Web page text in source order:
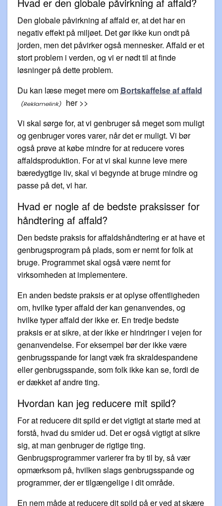
Den globale påvirkning af affald er, at det har en
negativ effekt på miljøet. Det gør ikke kun ondt på
jorden, men det påvirker også mennesker. Affald er et
stort problem i verden, og vi er nødt til at finde
løsninger på dette problem.
Du kan læse meget mere om Bortskaffelse af affald
her >>
Vi skal sørge for, at vi genbruger så meget som muligt
og genbruger vores varer, når det er muligt. Vi bør
også prøve at købe mindre for at reducere vores
affaldsproduktion. For at vi skal kunne leve mere
bæredygtige liv, skal vi begynde at bruge mindre og
passe på det, vi har.
Hvad er nogle af de bedste praksisser for
håndtering af affald?
Den bedste praksis for affaldshåndtering er at have et
genbrugsprogram på plads, som er nemt for folk at
bruge. Programmet skal også være nemt for
virksomheden at implementere.
En anden bedste praksis er at oplyse offentligheden
om, hvilke typer affald der kan genanvendes, og
hvilke typer affald der ikke er. En tredje bedste
praksis er at sikre, at der ikke er hindringer i vejen for
genanvendelse. For eksempel bør der ikke være
genbrugsspande for langt væk fra skraldespandene
eller genbrugsspande, som folk ikke kan se, fordi de
er dækket af andre ting.
Hvordan kan jeg reducere mit spild?
For at reducere dit spild er det vigtigt at starte med at
forstå, hvad du smider ud. Det er også vigtigt at sikre
sig, at man genbruger de rigtige ting.
Genbrugsprogrammer varierer fra by til by, så vær
opmærksom på, hvilken slags genbrugsspande og
programmer, der er tilgængelige i dit område.
En nem måde at reducere dit spild på er ved at skære